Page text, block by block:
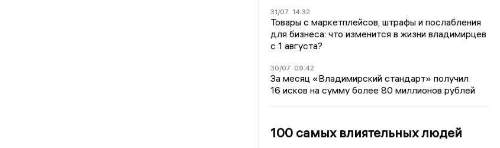
31/07 14:32
Товары с маркетплейсов, штрафы и послабления
для бизнеса: что изменится в жизни владимирцев
с 1 августа?
30/07 09:42
За месяц «Владимирский стандарт» получил
16 исков на сумму более 80 миллионов рублей
100 самых влиятельных людей